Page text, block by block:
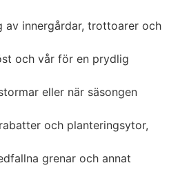
av innergårdar, trottoarer och
och vår för en prydlig
eller när säsongen
och planteringsytor,
grenar och annat